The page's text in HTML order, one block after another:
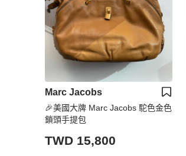
Marc Jacobs
🎉美國大牌 Marc Jacobs 駝色金色
鎖頭手提包
TWD 15,800